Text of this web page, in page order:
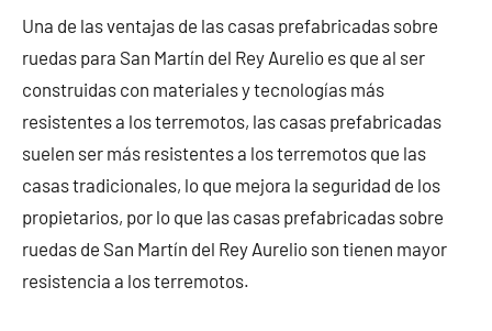
Una de las ventajas de las casas prefabricadas sobre
ruedas para San Martín del Rey Aurelio es que al ser
construidas con materiales y tecnologías más
resistentes a los terremotos, las casas prefabricadas
suelen ser más resistentes a los terremotos que las
casas tradicionales, lo que mejora la seguridad de los
propietarios, por lo que las casas prefabricadas sobre
ruedas de San Martín del Rey Aurelio son tienen mayor
resistencia a los terremotos.